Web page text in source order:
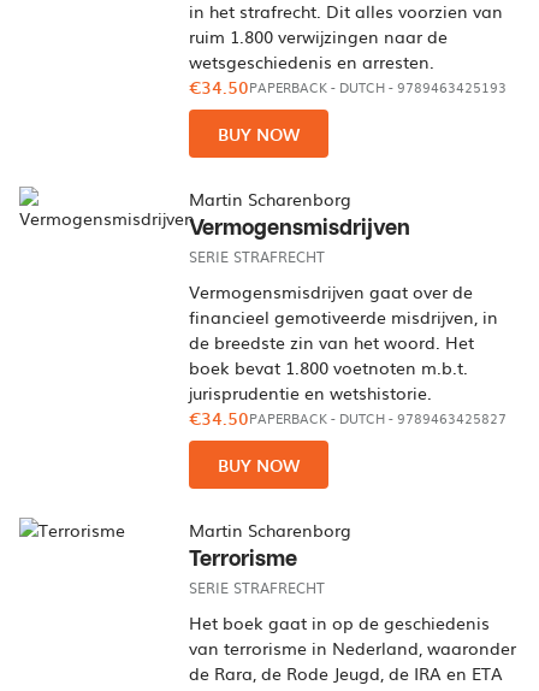
in het strafrecht. Dit alles voorzien van
ruim 1.800 verwijzingen naar de
wetsgeschiedenis en arresten.
€34.50PAPERBACK- DUTCH- 9789463425193
BUY NOW
Martin Scharenborg
Vermogensmisdrijven
SERIE STRAFRECHT
Vermogensmisdrijven gaat over de
financieel gemotiveerde misdrijven, in
de breedste zin van het woord. Het
boek bevat 1.800 voetnoten m.b.t.
jurisprudentie en wetshistorie.
€34.50PAPERBACK- DUTCH- 9789463425827
BUY NOW
Martin Scharenborg
Terrorisme
SERIE STRAFRECHT
Het boek gaat in op de geschiedenis
van terrorisme in Nederland, waaronder
de Rara, de Rode Jeugd, de IRA en ETA